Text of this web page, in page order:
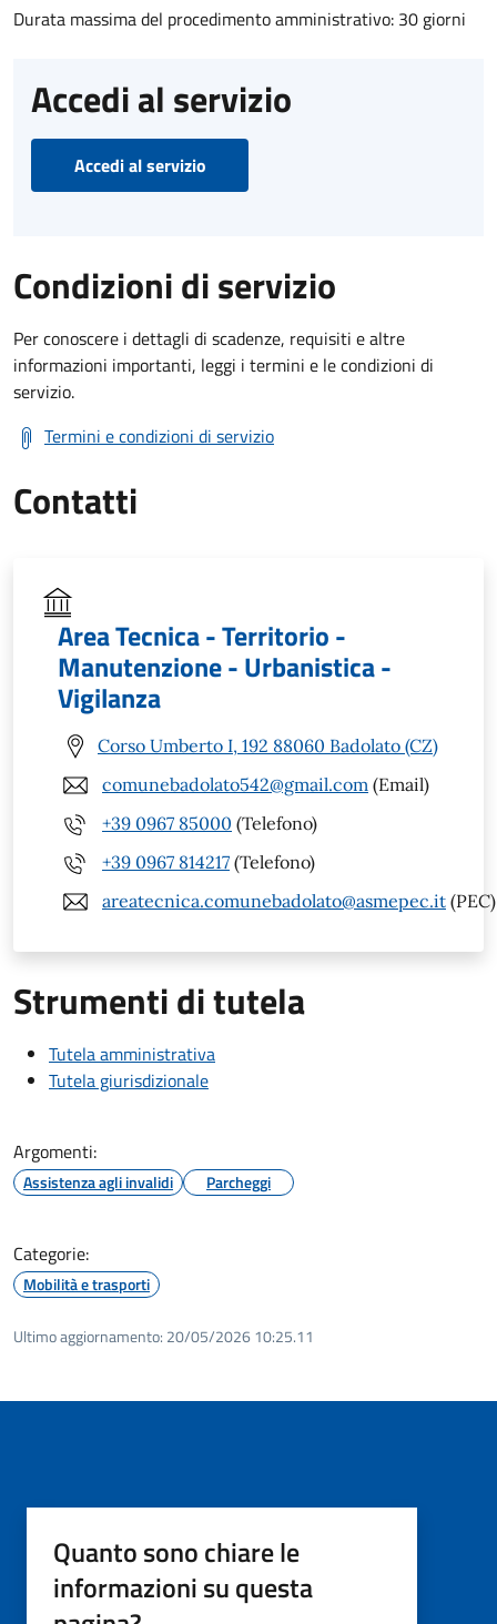
Durata massima del procedimento amministrativo: 30 giorni
Accedi al servizio
Accedi al servizio
Condizioni di servizio
Per conoscere i dettagli di scadenze, requisiti e altre
informazioni importanti, leggi i termini e le condizioni di
servizio.
Termini e condizioni di servizio
Contatti
Area Tecnica - Territorio -
Manutenzione - Urbanistica -
Vigilanza
Corso Umberto I, 192 88060 Badolato (CZ)
comunebadolato542@gmail.com (Email)
+39 0967 85000 (Telefono)
+39 0967 814217 (Telefono)
areatecnica.comunebadolato@asmepec.it (PEC)
Strumenti di tutela
Tutela amministrativa
Tutela giurisdizionale
Argomenti:
Assistenza agli invalidi Parcheggi
Categorie:
Mobilità e trasporti
Ultimo aggiornamento: 20/05/2026 10:25.11
Quanto sono chiare le
informazioni su questa